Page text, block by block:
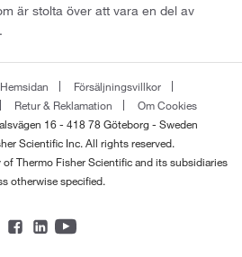
är stolta över att vara en del av
Försäljningsvillkor
Retur & Reklamation
Om Cookies
16 - 418 78 Göteborg - Sweden
Scientific Inc. All rights reserved.
Thermo Fisher Scientific and its subsidiaries
otherwise specified.